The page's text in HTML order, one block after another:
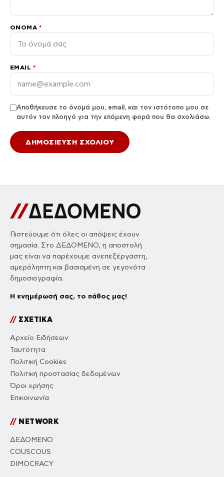
ΌΝΟΜΑ *
EMAIL *
Αποθήκευσε το όνομά μου, email, και τον ιστότοπο μου σε
αυτόν τον πλοηγό για την επόμενη φορά που θα σχολιάσω.
Πιστεύουμε ότι όλες οι απόψεις έχουν
σημασία. Στο ΔΕΔΟΜΕΝΟ, η αποστολή
μας είναι να παρέχουμε ανεπεξέργαστη,
αμερόληπτη και βασισμένη σε γεγονότα
δημοσιογραφία.
Η ενημέρωσή σας, το πάθος μας!
//ΣΧΕΤΙΚΑ
Αρχείο Ειδήσεων
Ταυτότητα
Πολιτική Cookies
Πολιτική προστασίας δεδομένων
Όροι χρήσης
Επικοινωνία
//NETWORK
ΔΕΔΟΜΕΝΟ
COUSCOUS
DIMOCRACY